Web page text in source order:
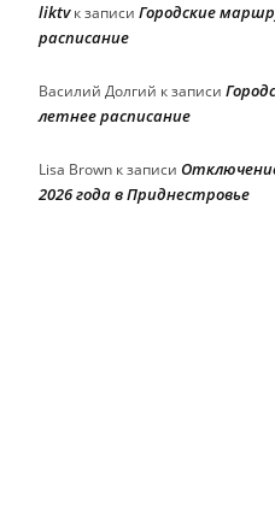
liktvк записи Городские
расписание
Василий Долгий к записи
летнее расписание
Lisa Brown к записи
2026 года в Приднестровье